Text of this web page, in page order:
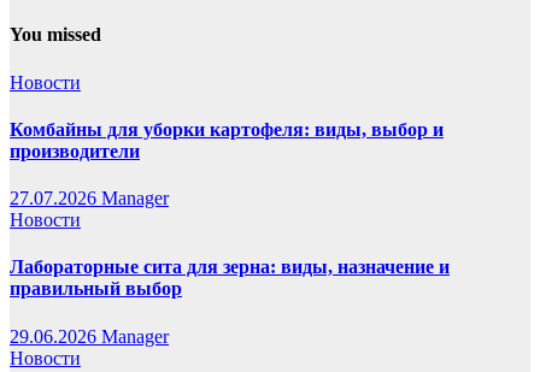
You missed
Новости
Комбайны для уборки картофеля: виды, выбор и
производители
27.07.2026 Manager
Новости
Лабораторные сита для зерна: виды, назначение и
правильный выбор
29.06.2026 Manager
Новости